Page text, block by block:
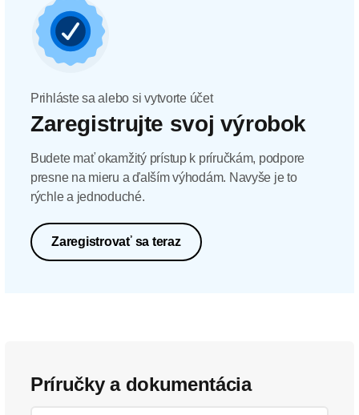
Prihláste sa alebo si vytvorte účet
Zaregistrujte svoj výrobok
Budete mať okamžitý prístup k príručkám, podpore
presne na mieru a ďalším výhodám. Navyše je to
rýchle a jednoduché.
Zaregistrovať sa teraz
Príručky a dokumentácia